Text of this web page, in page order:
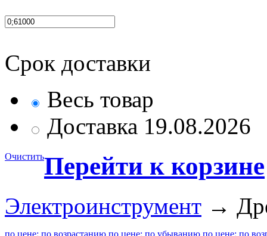
Срок доставки
Весь товар
Доставка 19.08.2026
ОчиститьПерейти к корзине
Электроинструмент →
по цене: по возрастанию по цене: по убыванию по цене: по